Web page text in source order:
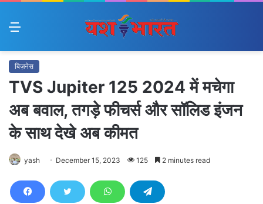
Menu
बिज़नेस
TVS Jupiter 125 2024 में मचेगा
अब बवाल, तगड़े फीचर्स और सॉलिड इंजन
के साथ देखे अब कीमत
yash December 15, 2023 125 2 minutes read